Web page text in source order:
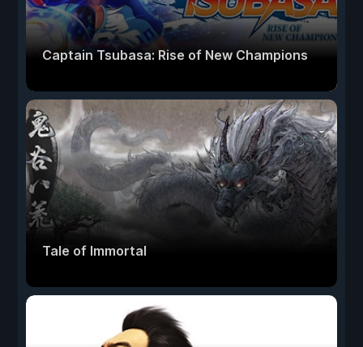
Captain Tsubasa: Rise of New Champions
Tale of Immortal